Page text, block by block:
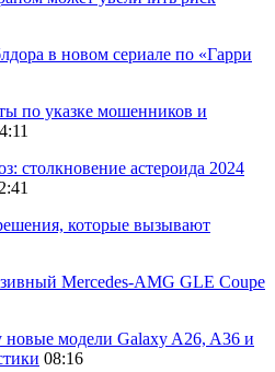
в новом сериале по «Гарри
по указке мошенников и
столкновение астероида 2024
которые вызывают
Mercedes-AMG GLE Coupe
новые модели Galaxy A26, A36 и
08:16